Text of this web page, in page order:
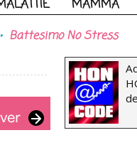
MAMMA
Battesimo No Stress